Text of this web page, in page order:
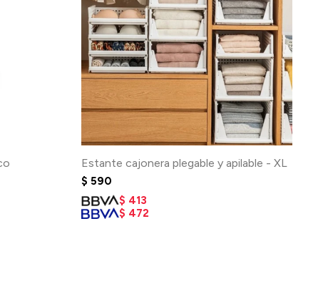
Estante cajonera plegable y apilable - XL
$ 590
$ 413
$ 472